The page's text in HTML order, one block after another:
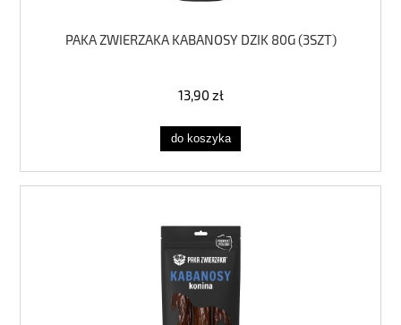
PAKA ZWIERZAKA KABANOSY DZIK 80G (3SZT)
13,90 zł
do koszyka